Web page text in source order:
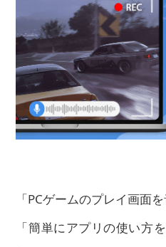
「PCゲームのプレイ画面
「簡単にアプリの使い方